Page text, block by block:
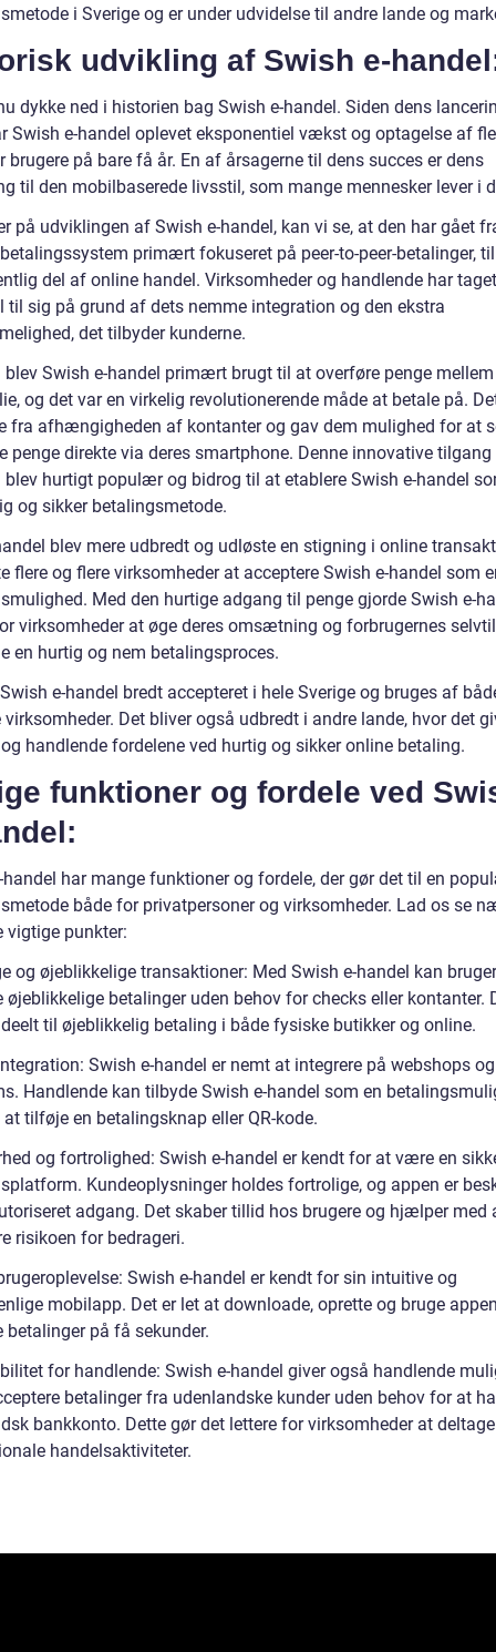
i Sverige og er under udvidelse til andre lande og
udvikling af Swish e-
dykke ned i historien bag Swish e-handel. Siden dens
Swish e-handel oplevet eksponentiel vækst og optagelse af
brugere på bare få år. En af årsagerne til dens succes er dens
til den mobilbaserede livsstil, som mange mennesker lever i
på udviklingen af Swish e-handel, kan vi se, at den har gået
primært fokuseret på peer-to-peer-betalinger,
del af online handel. Virksomheder og handlende har
til sig på grund af dets nemme integration og den ekstra
det tilbyder kunderne.
blev Swish e-handel primært brugt til at overføre penge
og det var en virkelig revolutionerende måde at betale på.
fra afhængigheden af kontanter og gav dem mulighed for at
penge direkte via deres smartphone. Denne innovative
blev hurtigt populær og bidrog til at etablere Swish e-handel
og sikker betalingsmetode.
blev mere udbredt og udløste en stigning i online
flere og flere virksomheder at acceptere Swish e-handel som
Med den hurtige adgang til penge gjorde Swish e-
virksomheder at øge deres omsætning og forbrugernes
en hurtig og nem betalingsproces.
e-handel bredt accepteret i hele Sverige og bruges af
virksomheder. Det bliver også udbredt i andre lande, hvor det
handlende fordelene ved hurtig og sikker online betaling.
funktioner og fordele ved
handel har mange funktioner og fordele, der gør det til en
både for privatpersoner og virksomheder. Lad os se
vigtige punkter:
og øjeblikkelige transaktioner: Med Swish e-handel kan
øjeblikkelige betalinger uden behov for checks eller kontanter.
til øjeblikkelig betaling i både fysiske butikker og online.
Swish e-handel er nemt at integrere på webshops
Handlende kan tilbyde Swish e-handel som en
tilføje en betalingsknap eller QR-kode.
og fortrolighed: Swish e-handel er kendt for at være en
Kundeoplysninger holdes fortrolige, og appen er
adgang. Det skaber tillid hos brugere og hjælper med
risikoen for bedrageri.
Swish e-handel er kendt for sin intuitive og
mobilapp. Det er let at downloade, oprette og bruge
betalinger på få sekunder.
for handlende: Swish e-handel giver også handlende
betalinger fra udenlandske kunder uden behov for at
bankkonto. Dette gør det lettere for virksomheder at
handelsaktiviteter.